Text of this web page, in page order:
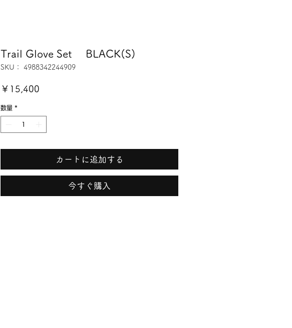
Trail Glove Set BLACK(S)
SKU： 4988342244909
￥15,400
数量 *
カートに追加する
今すぐ購入